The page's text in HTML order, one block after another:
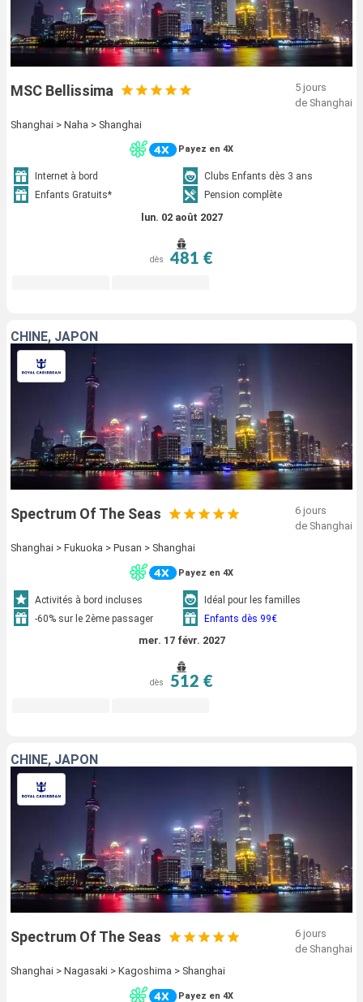
MSC Bellissima
5 jours
de Shanghai
Shanghai > Naha > Shanghai
Payez en 4X
Internet à bord
Clubs Enfants dès 3 ans
Enfants Gratuits*
Pension complète
lun. 02 août 2027
dès 481 €
CHINE, JAPON
Spectrum Of The Seas
6 jours
de Shanghai
Shanghai > Fukuoka > Pusan > Shanghai
Payez en 4X
Activités à bord incluses
Idéal pour les familles
-60% sur le 2ème passager
Enfants dès 99€
mer. 17 févr. 2027
dès 512 €
CHINE, JAPON
Spectrum Of The Seas
6 jours
de Shanghai
Shanghai > Nagasaki > Kagoshima > Shanghai
Payez en 4X